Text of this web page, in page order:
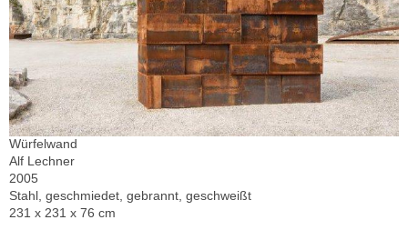
Würfelwand
Alf Lechner
2005
Stahl, geschmiedet, gebrannt, geschweißt
231 x 231 x 76 cm